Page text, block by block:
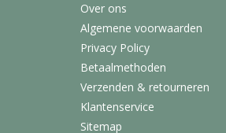
Over ons
Algemene voorwaarden
Privacy Policy
Betaalmethoden
Verzenden & retourneren
Klantenservice
Sitemap